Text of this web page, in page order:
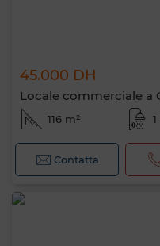
45.000 DH
Locale commerciale a
116 m²
Contatta